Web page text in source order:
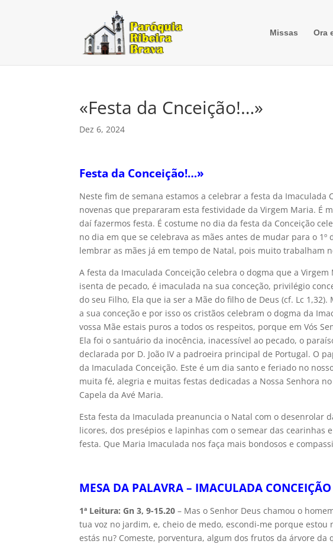
Missas Ora
«Festa da Cnceição!…»
Dez 6, 2024
Festa da Conceição!…»
Neste fim de semana estamos a celebrar a festa da Imaculada
novenas que prepararam esta festividade da Virgem Maria. É
daí fazermos festa. É costume no dia da festa da Conceição
no dia em que se celebrava as mães antes de mudar para o
lembrar as mães já em tempo de Natal, pois muito trabalham
A festa da Imaculada Conceição celebra o dogma que a
isenta de pecado, é imaculada na sua conceção, privilégio
do seu Filho, Ela que ia ser a Mãe do filho de Deus (cf. Lc
a sua conceção e por isso os cristãos celebram o dogma da
vossa Mãe estais puros a todos os respeitos, porque em Vós
Ela foi o santuário da inocência, inacessível ao pecado, o
declarada por D. João IV a padroeira principal de Portugal. O
da Imaculada Conceição. Este é um dia santo e feriado no
muita fé, alegria e muitas festas dedicadas a Nossa Senhora
Capela da Avé Maria.
Esta festa da Imaculada preanuncia o Natal com o desenrolar
licores, dos presépios e lapinhas com o semear das cearinhas
festa. Que Maria Imaculada nos faça mais bondosos e
MESA DA PALAVRA – IMACULADA CONCEIÇÃO
1ª Leitura: Gn 3, 9-15.20– Mas o Senhor Deus chamou o
tua voz no jardim, e, cheio de medo, escondi-me porque
estás nu? Comeste, porventura, algum dos frutos da árvore da